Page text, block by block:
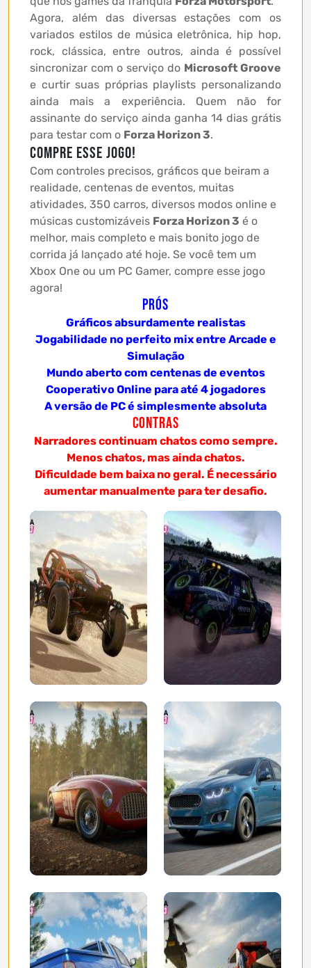
Agora, além das diversas estações com os
variados estilos de música eletrônica, hip hop,
rock, clássica, entre outros, ainda é possível
sincronizar com o serviço do Microsoft Groove
e curtir suas próprias playlists personalizando
ainda mais a experiência. Quem não for
assinante do serviço ainda ganha 14 dias grátis
para testar com o Forza Horizon 3.
Compre esse jogo!
Com controles precisos, gráficos que beiram a
realidade, centenas de eventos, muitas
atividades, 350 carros, diversos modos online e
músicas customizáveis Forza Horizon 3 é o
melhor, mais completo e mais bonito jogo de
corrida já lançado até hoje. Se você tem um
Xbox One ou um PC Gamer, compre esse jogo
agora!
Prós
Gráficos absurdamente realistas
Jogabilidade no perfeito mix entre Arcade e
Simulação
Mundo aberto com centenas de eventos
Cooperativo Online para até 4 jogadores
A versão de PC é simplesmente absoluta
Contras
Narradores continuam chatos como sempre.
Menos chatos, mas ainda chatos.
Dificuldade bem baixa no geral. É necessário
aumentar manualmente para ter desafio.